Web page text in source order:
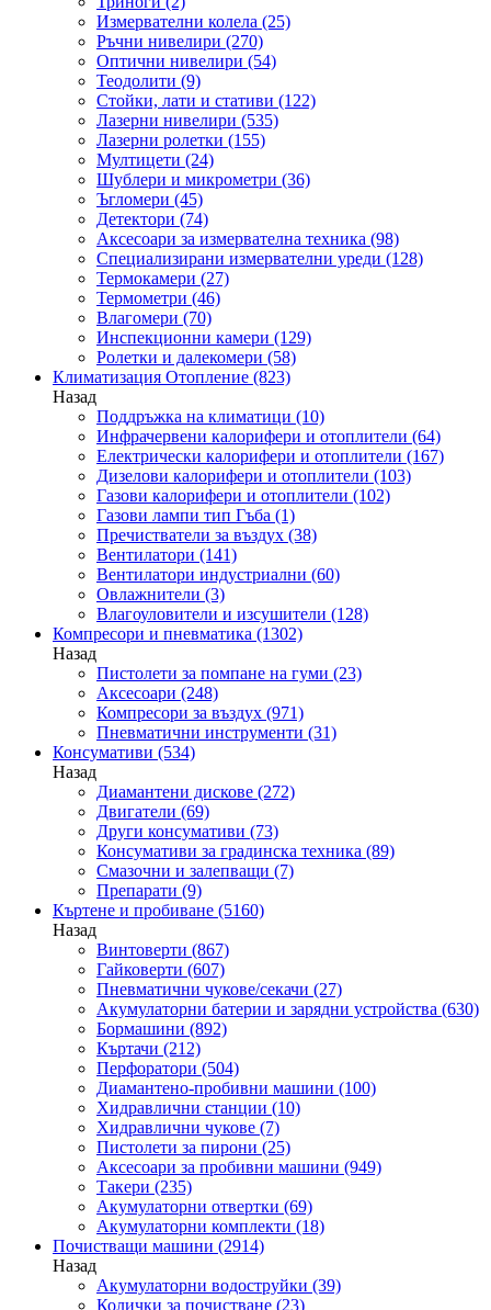
Измервателни колела (25)
Ръчни нивелири (270)
Оптични нивелири (54)
Теодолити (9)
Стойки, лати и стативи (122)
Лазерни нивелири (535)
Лазерни ролетки (155)
Мултицети (24)
Шублери и микрометри (36)
Ъгломери (45)
Детектори (74)
Аксесоари за измервателна техника (98)
Специализирани измервателни уреди (128)
Термокамери (27)
Термометри (46)
Влагомери (70)
Инспекционни камери (129)
Ролетки и далекомери (58)
Климатизация Отопление (823)
Назад
Поддръжка на климатици (10)
Инфрачервени калорифери и отоплители (64)
Електрически калорифери и отоплители (167)
Дизелови калорифери и отоплители (103)
Газови калорифери и отоплители (102)
Газови лампи тип Гъба (1)
Пречистватели за въздух (38)
Вентилатори (141)
Вентилатори индустриални (60)
Овлажнители (3)
Влагоуловители и изсушители (128)
Компресори и пневматика (1302)
Назад
Пистолети за помпане на гуми (23)
Аксесоари (248)
Компресори за въздух (971)
Пневматични инструменти (31)
Консумативи (534)
Назад
Диамантени дискове (272)
Двигатели (69)
Други консумативи (73)
Консумативи за градинска техника (89)
Смазочни и залепващи (7)
Препарати (9)
Къртене и пробиване (5160)
Назад
Винтоверти (867)
Гайковерти (607)
Пневматични чукове/секачи (27)
Акумулаторни батерии и зарядни устройства (630)
Бормашини (892)
Къртачи (212)
Перфоратори (504)
Диамантено-пробивни машини (100)
Хидравлични станции (10)
Хидравлични чукове (7)
Пистолети за пирони (25)
Аксесоари за пробивни машини (949)
Такери (235)
Акумулаторни отвертки (69)
Акумулаторни комплекти (18)
Почистващи машини (2914)
Назад
Акумулаторни водоструйки (39)
Колички за почистване (23)